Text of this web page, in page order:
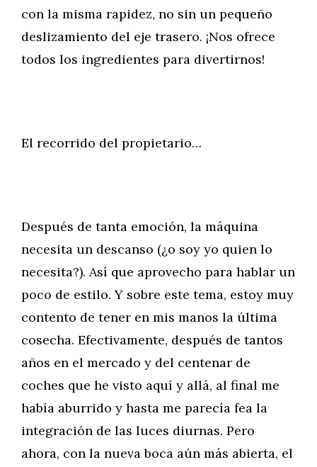
con la misma rapidez, no sin un pequeño
deslizamiento del eje trasero. ¡Nos ofrece
todos los ingredientes para divertirnos!
El recorrido del propietario…
Después de tanta emoción, la máquina
necesita un descanso (¿o soy yo quien lo
necesita?). Así que aprovecho para hablar un
poco de estilo. Y sobre este tema, estoy muy
contento de tener en mis manos la última
cosecha. Efectivamente, después de tantos
años en el mercado y del centenar de
coches que he visto aquí y allá, al final me
había aburrido y hasta me parecía fea la
integración de las luces diurnas. Pero
ahora, con la nueva boca aún más abierta, el